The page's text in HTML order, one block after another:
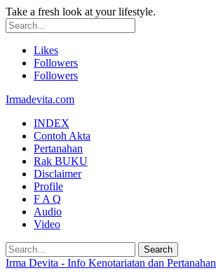
Take a fresh look at your lifestyle.
Likes
Followers
Followers
Irmadevita.com
INDEX
Contoh Akta
Pertanahan
Rak BUKU
Disclaimer
Profile
F A Q
Audio
Video
Irma Devita - Info Kenotariatan dan Pertanahan